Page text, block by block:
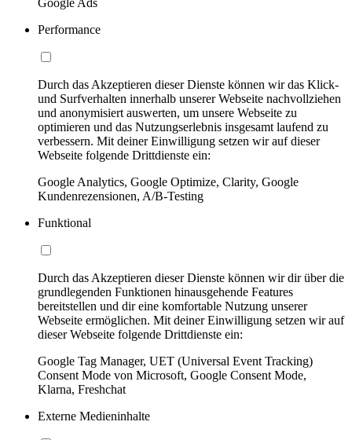
Performance
Durch das Akzeptieren dieser Dienste können wir das Klick-
und Surfverhalten innerhalb unserer Webseite nachvollziehen
und anonymisiert auswerten, um unsere Webseite zu
optimieren und das Nutzungserlebnis insgesamt laufend zu
verbessern. Mit deiner Einwilligung setzen wir auf dieser
Webseite folgende Drittdienste ein:
Google Analytics, Google Optimize, Clarity, Google
Kundenrezensionen, A/B-Testing
Funktional
Durch das Akzeptieren dieser Dienste können wir dir über die
grundlegenden Funktionen hinausgehende Features
bereitstellen und dir eine komfortable Nutzung unserer
Webseite ermöglichen. Mit deiner Einwilligung setzen wir auf
dieser Webseite folgende Drittdienste ein:
Google Tag Manager, UET (Universal Event Tracking)
Consent Mode von Microsoft, Google Consent Mode,
Klarna, Freshchat
Externe Medieninhalte